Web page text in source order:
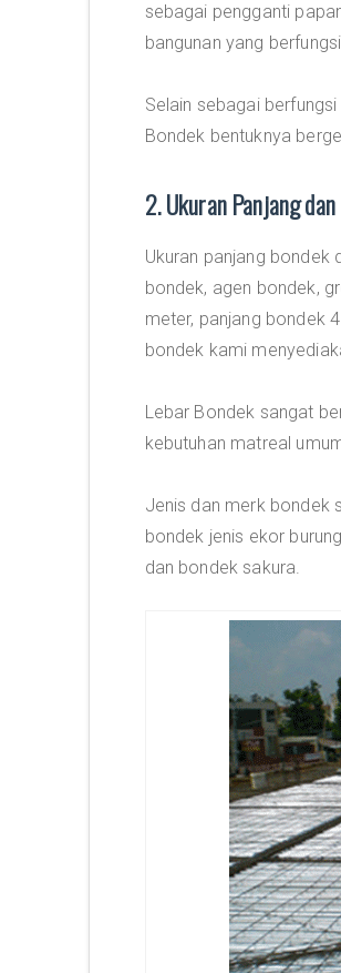
sebagai pengganti
bangunan yang
Selain sebagai
Bondek bentuknya
2. Ukuran Panjang
Ukuran panjang
bondek, agen bondek,
meter, panjang bondek
bondek kami
Lebar Bondek sangat
kebutuhan matreal
Jenis dan merk bondek
bondek jenis ekor
dan bondek sakura.